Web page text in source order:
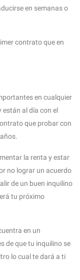
en semanas o
contrato que en
en cualquier
están al día con el
que probar con
la renta y estar
no lograr un acuerdo
de un buen inquilino
tu próximo
en un
de que tu inquilino se
lo cual te dará a ti